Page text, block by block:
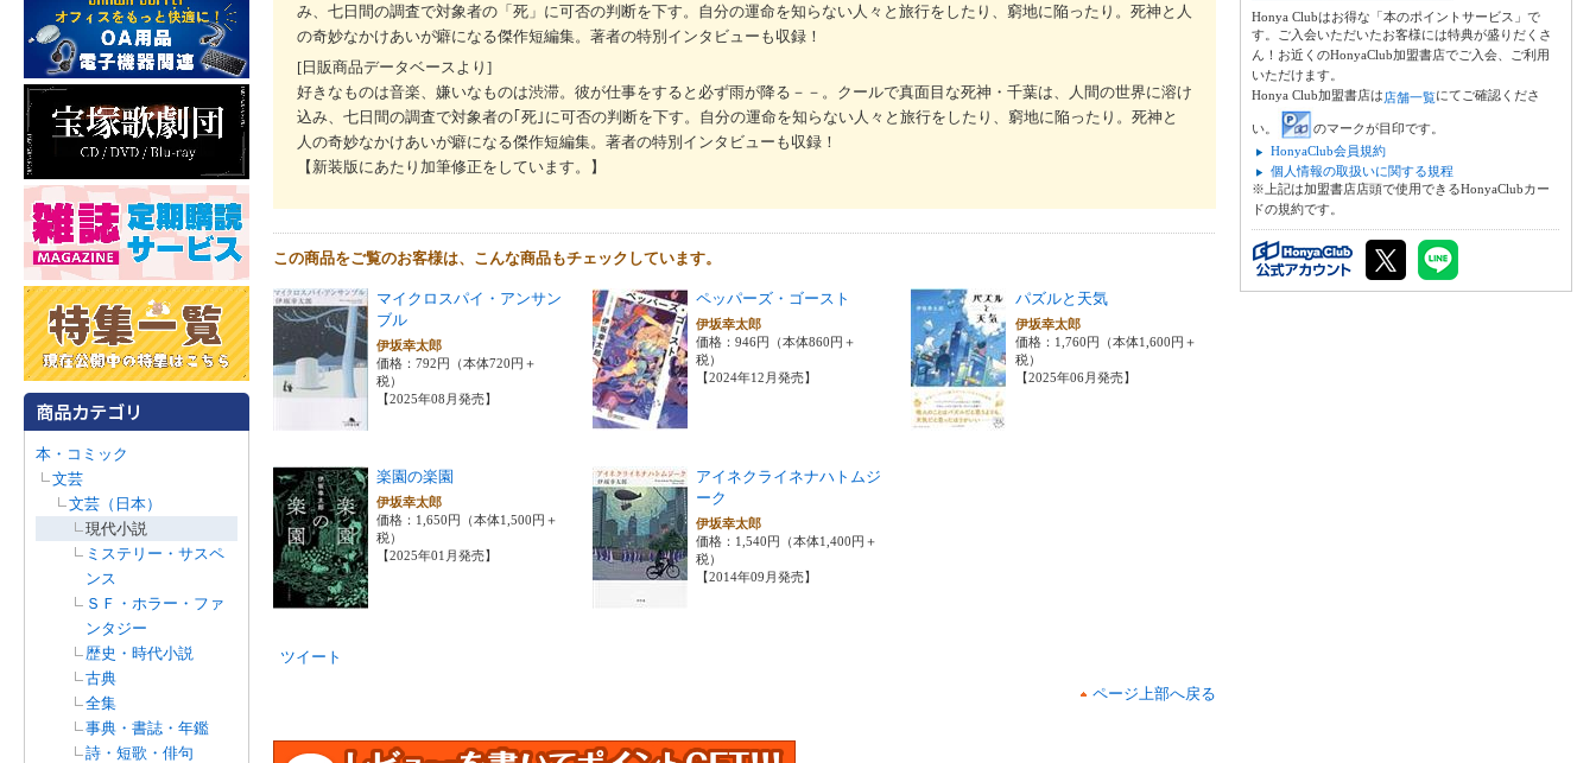
本・コミック
文芸
文芸（日本）
現代小説
ミステリー・サスペ
ンス
ＳＦ・ホラー・ファ
ンタジー
歴史・時代小説
古典
全集
事典・書誌・年鑑
詩・短歌・俳句
み、七日間の調査で対象者の「死」に可否の判断を下す。自分の運命を知らない人々と旅行をしたり、窮地に陥ったり。死神と人
の奇妙なかけあいが癖になる傑作短編集。著者の特別インタビューも収録！
[日販商品データベースより]
好きなものは音楽、嫌いなものは渋滞。彼が仕事をすると必ず雨が降る－－。クールで真面目な死神・千葉は、人間の世界に溶け
込み、七日間の調査で対象者の｢死｣に可否の判断を下す。自分の運命を知らない人々と旅行をしたり、窮地に陥ったり。死神と
人の奇妙なかけあいが癖になる傑作短編集。著者の特別インタビューも収録！
【新装版にあたり加筆修正をしています。】
この商品をご覧のお客様は、こんな商品もチェックしています。
マイクロスパイ・アンサン
ブル
伊坂幸太郎
価格：792円（本体720円＋
税）
【2025年08月発売】
ペッパーズ・ゴースト
伊坂幸太郎
価格：946円（本体860円＋
税）
【2024年12月発売】
パズルと天気
伊坂幸太郎
価格：1,760円（本体1,600円＋
税）
【2025年06月発売】
楽園の楽園
伊坂幸太郎
価格：1,650円（本体1,500円＋
税）
【2025年01月発売】
アイネクライネナハトムジ
ーク
伊坂幸太郎
価格：1,540円（本体1,400円＋
税）
【2014年09月発売】
ツイート
ページ上部へ戻る
Honya Clubはお得な「本のポイントサービス」で
す。ご入会いただいたお客様には特典が盛りだくさ
ん！お近くのHonyaClub加盟書店でご入会、ご利用
いただけます。
Honya Club加盟書店は店舗一覧にてご確認くださ
い。
のマークが目印です。
HonyaClub会員規約
個人情報の取扱いに関する規程
※上記は加盟書店店頭で使用できるHonyaClubカー
ドの規約です。